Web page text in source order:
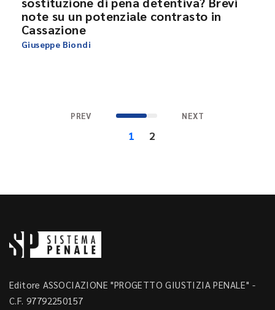
note su un potenziale contrasto in
Cassazione
Giuseppe Biondi
PREV
1 2
NEXT
Editore ASSOCIAZIONE "PROGETTO GIUSTIZIA PENALE" -
C.F. 97792250157